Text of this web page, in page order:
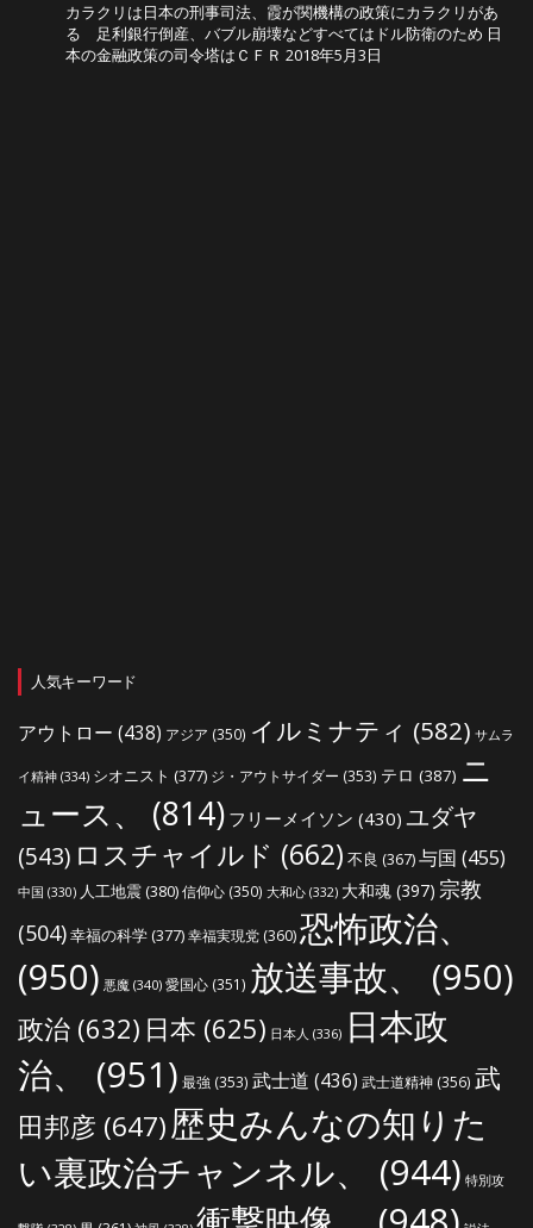
カラクリは日本の刑事司法、霞が関機構の政策にカラクリがあ
る 足利銀行倒産、バブル崩壊などすべてはドル防衛のため 日
本の金融政策の司令塔はＣＦＲ 2018年5月3日
人気キーワード
アウトロー (438) アジア (350) イルミナティ (582) サムラ
イ精神 (334) シオニスト (377) ジ・アウトサイダー (353) テロ (387) ニ
ュース、
(814) フリーメイソン (430) ユダヤ
(543) ロスチャイルド (662) 不良 (367)与国 (455)
中国 (330) 人工地震(380)信仰心 (350) 大和心 (332) 大和魂 (397) 宗教
(504)幸福の科学(377)幸福実現党 (360)恐怖政治、
(950) 悪魔 (340) 愛国心 (351) 放送事故、 (950)
政治 (632) 日本 (625) 日本人 (336) 日本政
治、
(951) 最強 (353) 武士道 (436) 武士道精神 (356) 武
田邦彦 (647)歴史みんなの知りた
い裏政治チャンネル、
(944) 特別攻